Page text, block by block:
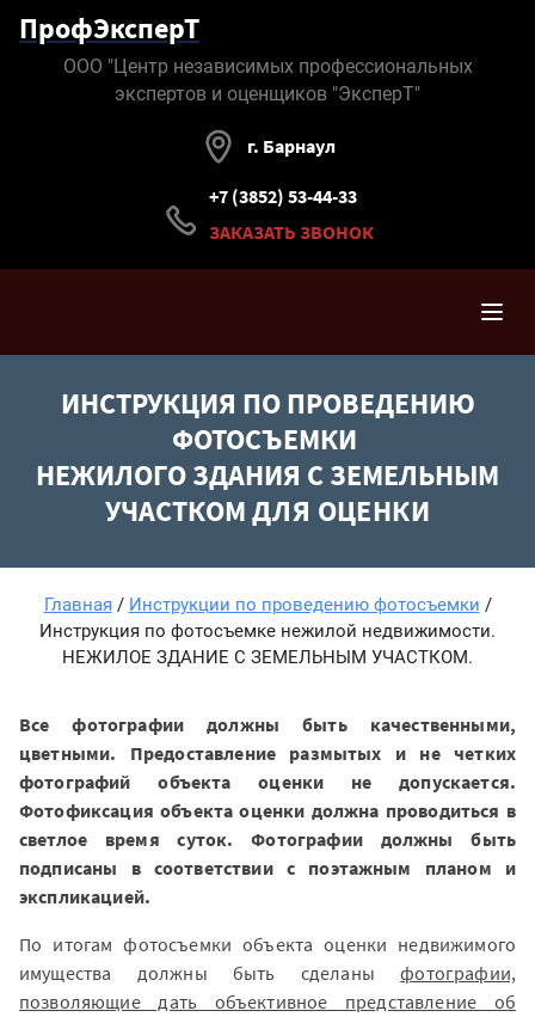
ПрофЭксперТ
ООО "Центр независимых профессиональных
экспертов и оценщиков "ЭксперТ"
г. Барнаул
+7 (3852) 53-44-33
ЗАКАЗАТЬ ЗВОНОК
ИНСТРУКЦИЯ ПО ПРОВЕДЕНИЮ
ФОТОСЪEМКИ
НЕЖИЛОГО ЗДАНИЯ С ЗЕМЕЛЬНЫМ
УЧАСТКОМДЛЯ ОЦЕНКИ
Главная / Инструкции по проведению фотосъемки /
Инструкция по фотосъемке нежилой недвижимости.
НЕЖИЛОЕ ЗДАНИЕ С ЗЕМЕЛЬНЫМ УЧАСТКОМ.
Все фотографии должны быть качественными,
цветными. Предоставление размытых и не четких
фотографий объекта оценки не допускается.
Фотофиксация объекта оценки должна проводиться в
светлое время суток. Фотографии должны быть
подписаны в соответствии с поэтажным планом и
экспликацией.
По итогам фотосъемки объекта оценки недвижимого
имущества должны быть сделаныфотографии,
позволяющие дать объективное представление об